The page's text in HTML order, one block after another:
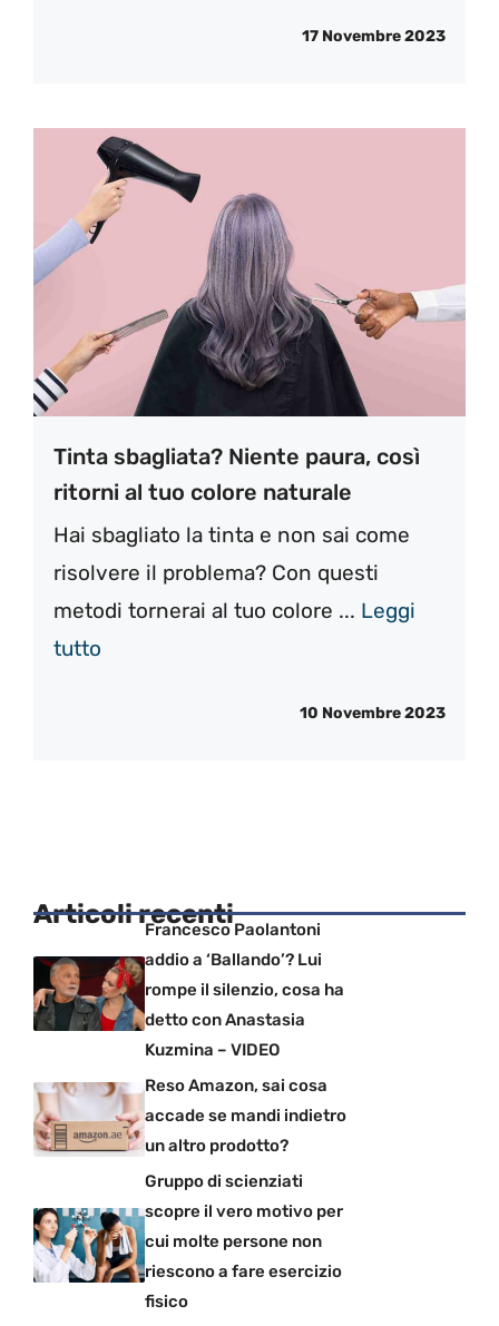
17 Novembre 2023
Tinta sbagliata? Niente paura, così
ritorni al tuo colore naturale
Hai sbagliato la tinta e non sai come
risolvere il problema? Con questi
metodi tornerai al tuo colore ... Leggi
tutto
10 Novembre 2023
Articoli recentiFrancesco Paolantoni
addio a ‘Ballando’? Lui
rompe il silenzio, cosa ha
detto con Anastasia
Kuzmina – VIDEO
Reso Amazon, sai cosa
accade se mandi indietro
un altro prodotto?
Gruppo di scienziati
scopre il vero motivo per
cui molte persone non
riescono a fare esercizio
fisico